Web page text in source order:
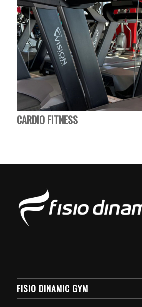
CARDIO FITNESS
FISIO DINAMIC GYM